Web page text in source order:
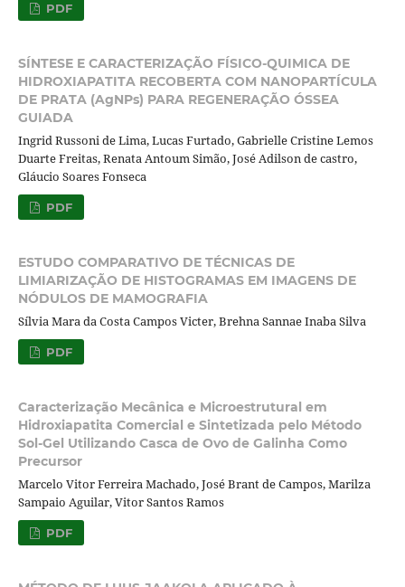
PDF
SÍNTESE E CARACTERIZAÇÃO FÍSICO-QUIMICA DE
HIDROXIAPATITA RECOBERTA COM NANOPARTÍCULA
DE PRATA (AgNPs) PARA REGENERAÇÃO ÓSSEA
GUIADA
Ingrid Russoni de Lima, Lucas Furtado, Gabrielle Cristine Lemos
Duarte Freitas, Renata Antoum Simão, José Adilson de castro,
Gláucio Soares Fonseca
PDF
ESTUDO COMPARATIVO DE TÉCNICAS DE
LIMIARIZAÇÃO DE HISTOGRAMAS EM IMAGENS DE
NÓDULOS DE MAMOGRAFIA
Sílvia Mara da Costa Campos Victer, Brehna Sannae Inaba Silva
PDF
Caracterização Mecânica e Microestrutural em
Hidroxiapatita Comercial e Sintetizada pelo Método
Sol-Gel Utilizando Casca de Ovo de Galinha Como
Precursor
Marcelo Vitor Ferreira Machado, José Brant de Campos, Marilza
Sampaio Aguilar, Vitor Santos Ramos
PDF